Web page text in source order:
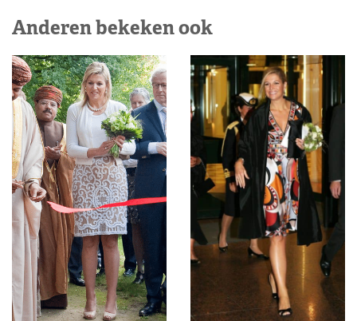
Anderen bekeken ook